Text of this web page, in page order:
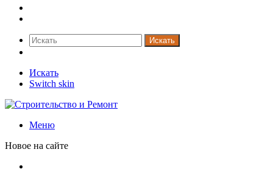
Искать
Искать
Switch skin
Меню
Новое на сайте